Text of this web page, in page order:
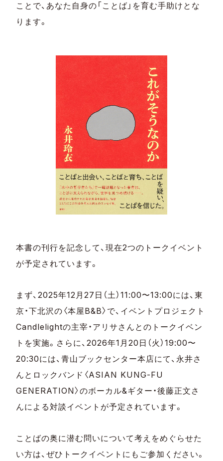
ことで、あなた自身の「ことば」を育む手助けとな
ります。
本書の刊行を記念して、現在2つのトークイベント
が予定されています。
まず、2025年12月27日（土）11:00〜13:00には、東
京・下北沢の〈本屋B&B〉で、イベントプロジェクト
Candlelightの主宰・アリサさんとのトークイベン
トを実施。さらに、2026年1月20日（火）19:00〜
20:30には、青山ブックセンター本店にて、永井さ
んとロックバンド〈ASIAN KUNG-FU
GENERATION〉のボーカル&ギター・後藤正文さ
んによる対談イベントが予定されています。
ことばの奥に潜む問いについて考えをめぐらせた
い方は、ぜひトークイベントにもご参加ください。